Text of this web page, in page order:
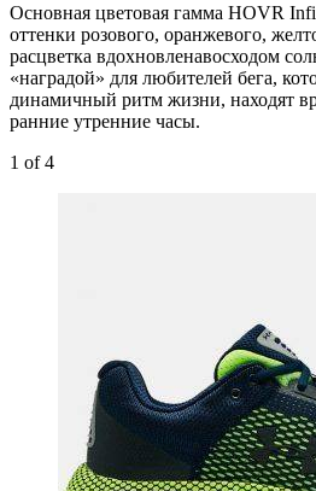
Основная цветовая гамма HOVR
оттенки розового, оранжевого,
расцветка вдохновлена ​​восходом
«наградой» для любителей бега,
динамичный ритм жизни, находят
ранние утренние часы.
1 of 4